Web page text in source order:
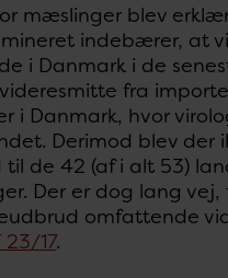
mæslinger blev
indebærer, at
i Danmark i de
fra
i Danmark, hvor
Derimod blev der
de 42 (af i alt 53)
Der er dog lang
omfattende
23/17.